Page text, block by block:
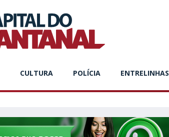
CULTURA POLÍCIA ENTRELINHAS